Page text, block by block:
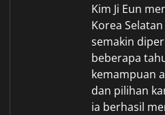
Kim Ji Eun
Korea
semakin
beberapa
kemampuan
dan pilihan
ia berhasil